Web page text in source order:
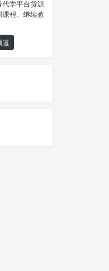
代学平台货源
程、继续教
道